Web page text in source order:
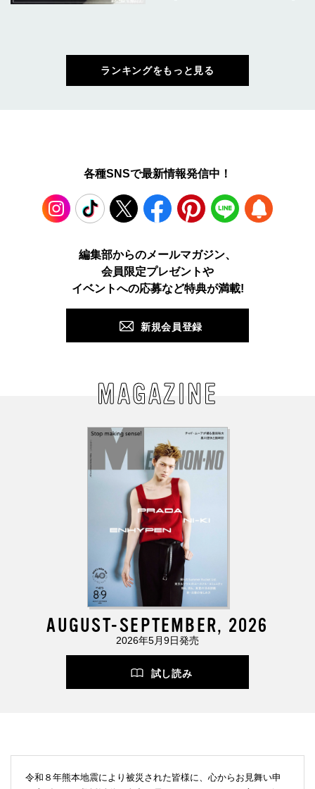
ランキングをもっと見る
各種SNSで最新情報発信中！
TikTok X Facebook Pinterest LINE
編集部からのメールマガジン、
会員限定プレゼントや
イベントへの応募など特典が満載!
新規会員登録
MAGAZINE
AUGUST-SEPTEMBER, 2026
2026年5月9日発売
試し読み
令和８年熊本地震により被災された皆様に、心からお見舞い申